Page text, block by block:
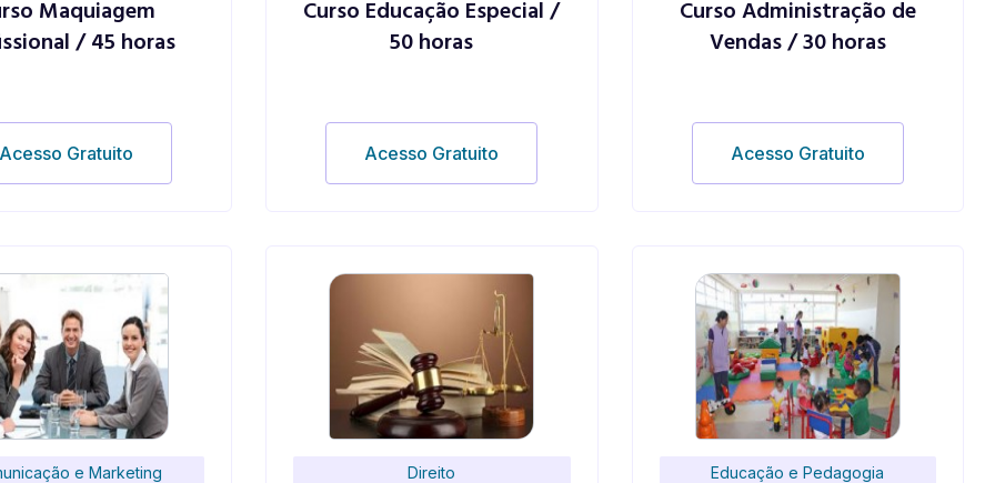
Maquiagem
/ 45 horas
Gratuito
Curso Educação Especial /
50 horas
Acesso Gratuito
Curso Administração de
Vendas / 30 horas
Acesso Gratuito
e Marketing Direito Educação e Pedagogia